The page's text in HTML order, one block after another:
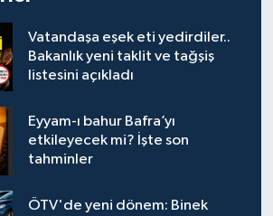
Vatandaşa eşek eti yedirdiler..
Bakanlık yeni taklit ve tağşiş
listesini açıkladı
Eyyam-ı bahur Bafra’yı
etkileyecek mi? İşte son
tahminler
ÖTV'de yeni dönem: Binek